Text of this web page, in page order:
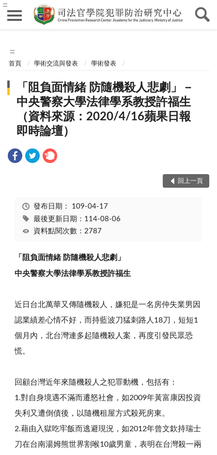
:::
:::
首頁 學術交流與發表 學術發表
「阻負面情緒 防隨機殺人悲劇」－
中央警察大學法律學系教授許福生
（資料來源：2020/4/16蘋果日報
即時論壇）
回上一頁
發布日期： 109-04-17
最後更新日期：114-08-06
資料點閱次數：2787
「阻負面情緒 防隨機殺人悲劇」
中央警察大學法律學系教授許福生
近日台北萬華又傳隨機殺人，嫌犯是一名房仲失業男因
認業績差心情不好，而持藍波刀猛刺路人18刀，短短1
個月內，北台灣連多起隨機殺人案，再度引發民眾恐
慌。
回顧台灣近年來隨機殺人之犯罪動機，包括有：
1.對自身境遇不滿而遷怒社會，如2009年黃富康因投資
失利又遭倒債後，以隨機租屋方式殺死房東。
2.藉由入獄吃牢飯而逃避現況，如2012年曾文欽持瑞士
刀在台南湯姆熊世界割喉10歲男童，表明在台灣殺一兩